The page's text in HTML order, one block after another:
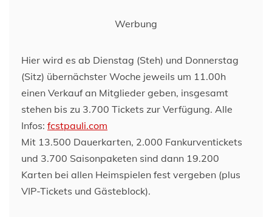
Werbung
Hier wird es ab Dienstag (Steh) und Donnerstag
(Sitz) übernächster Woche jeweils um 11.00h
einen Verkauf an Mitglieder geben, insgesamt
stehen bis zu 3.700 Tickets zur Verfügung. Alle
Infos: fcstpauli.com
Mit 13.500 Dauerkarten, 2.000 Fankurventickets
und 3.700 Saisonpaketen sind dann 19.200
Karten bei allen Heimspielen fest vergeben (plus
VIP-Tickets und Gästeblock).